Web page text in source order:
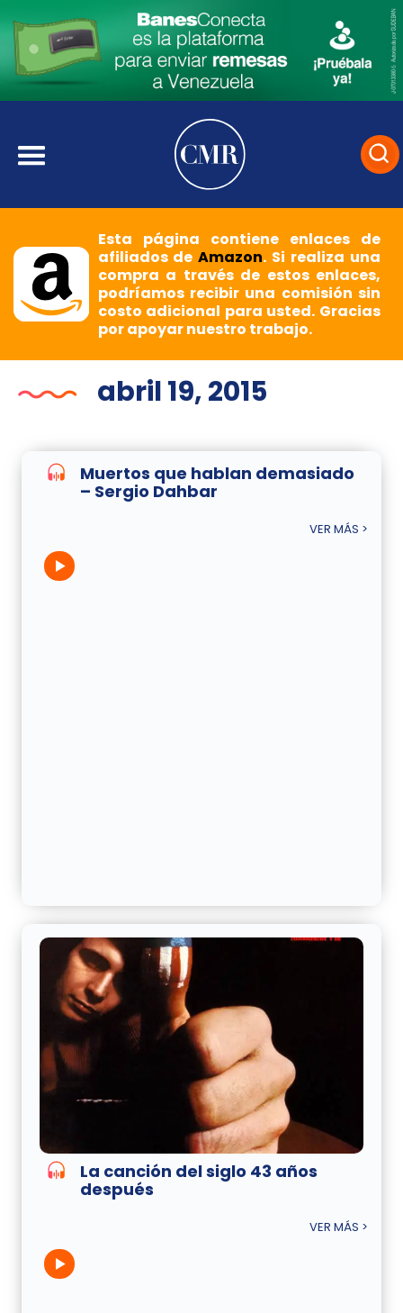
Esta página contiene enlaces de
afiliados deAmazon. Si realiza una
compra a través de estos enlaces,
podríamos recibir una comisión sin
costo adicional para usted. Gracias
por apoyar nuestro trabajo.
abril 19, 2015
Muertos que hablan demasiado
– Sergio Dahbar
VER MÁS >
La canción del siglo 43 años
después
VER MÁS >